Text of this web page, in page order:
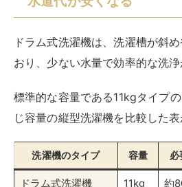
が、長期的なランニングコスト
のほうがお得です。
ょうか。
ドラム式洗濯機は搭載機能が豊